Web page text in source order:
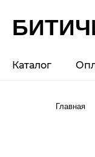
Каталог
Главная